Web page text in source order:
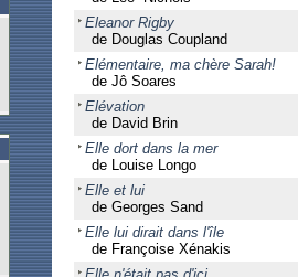
Eleanor Rigby
de Douglas Coupland
Elémentaire, ma chère Sarah!
de Jô Soares
Elévation
de David Brin
Elle dort dans la mer
de Louise Longo
Elle et lui
de Georges Sand
Elle lui dirait dans l'île
de Françoise Xénakis